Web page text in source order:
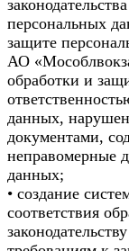
персональных
защите
АО
обработки и
данных,
документами,
неправомерные
данных;
• создание
соответствия